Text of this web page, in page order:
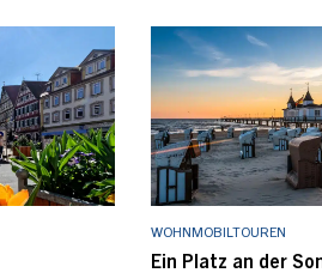
WOHNMOBILTOUREN
Ein Platz an der